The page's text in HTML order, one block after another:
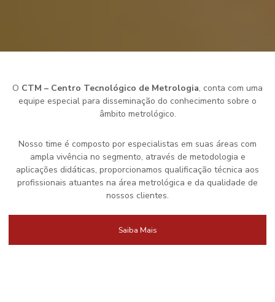
O CTM – Centro Tecnológico de Metrologia, conta com uma
equipe especial para disseminação do conhecimento sobre o
âmbito metrológico.
Nosso time é composto por especialistas em suas áreas com
ampla vivência no segmento, através de metodologia e
aplicações didáticas, proporcionamos qualificação técnica aos
profissionais atuantes na área metrológica e da qualidade de
nossos clientes.
Saiba Mais